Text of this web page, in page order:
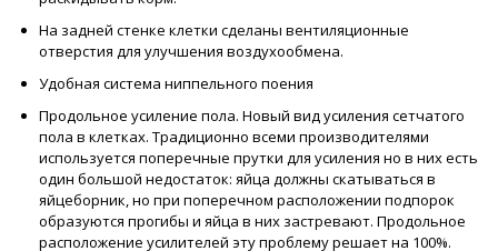
На задней стенке клетки сделаны вентиляционные
отверстия для улучшения воздухообмена.
Удобная система ниппельного поения
Продольное усиление пола. Новый вид усиления сетчатого
пола в клетках. Традиционно всеми производителями
используется поперечные прутки для усиления но в них есть
один большой недостаток: яйца должны скатываться в
яйцеборник, но при поперечном расположении подпорок
образуются прогибы и яйца в них застревают. Продольное
расположение усилителей эту проблему решает на 100%.